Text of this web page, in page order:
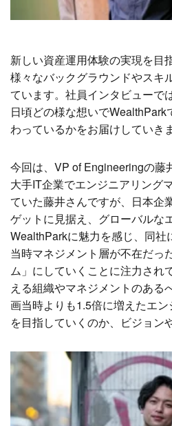
新しい資産運用体験の実現を目
様々なバックグラウンドやスキ
ています。社員インタビューで
日頃どの様な想いで
わっているかをお届けしていきま
今回は、VP of Engineeringの藤
大手IT企業でエンジニアリング
ていた藤井さんですが、日本企
ゲットに見据え、グローバルな
WealthParkに魅力を感じ、同社
当時マネジメント層が不在だっ
ム」にしていくことに注力され
える組織やマネジメントのある
画当時よりも1.5倍に増えたエ
を目指していくのか、ビジョン